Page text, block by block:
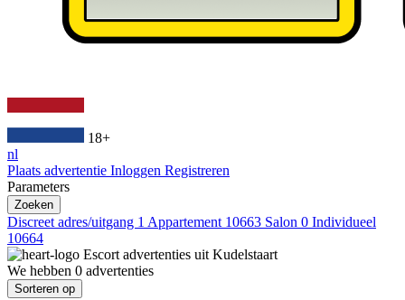
18+
nl
Plaats advertentie Inloggen Registreren
Parameters
Zoeken
Discreet adres/uitgang 1 Appartement 10663 Salon 0 Individueel
10664
Escort advertenties uit Kudelstaart
We hebben 0 advertenties
Sorteren op